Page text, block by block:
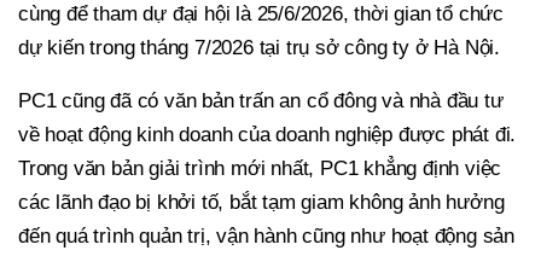
cùng để tham dự đại hội là 25/6/2026, thời gian tổ chức
dự kiến trong tháng 7/2026 tại trụ sở công ty ở Hà Nội.
PC1 cũng đã có văn bản trấn an cổ đông và nhà đầu tư
về hoạt động kinh doanh của doanh nghiệp được phát đi.
Trong văn bản giải trình mới nhất, PC1 khẳng định việc
các lãnh đạo bị khởi tố, bắt tạm giam không ảnh hưởng
đến quá trình quản trị, vận hành cũng như hoạt động sản